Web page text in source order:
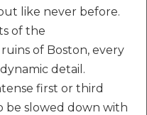
like never before.
of the
of Boston, every
detail.
first or third
be slowed down with